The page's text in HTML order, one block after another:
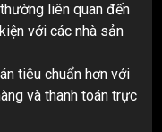
liên quan đến
với các nhà sản
tiêu chuẩn hơn với
và thanh toán trực